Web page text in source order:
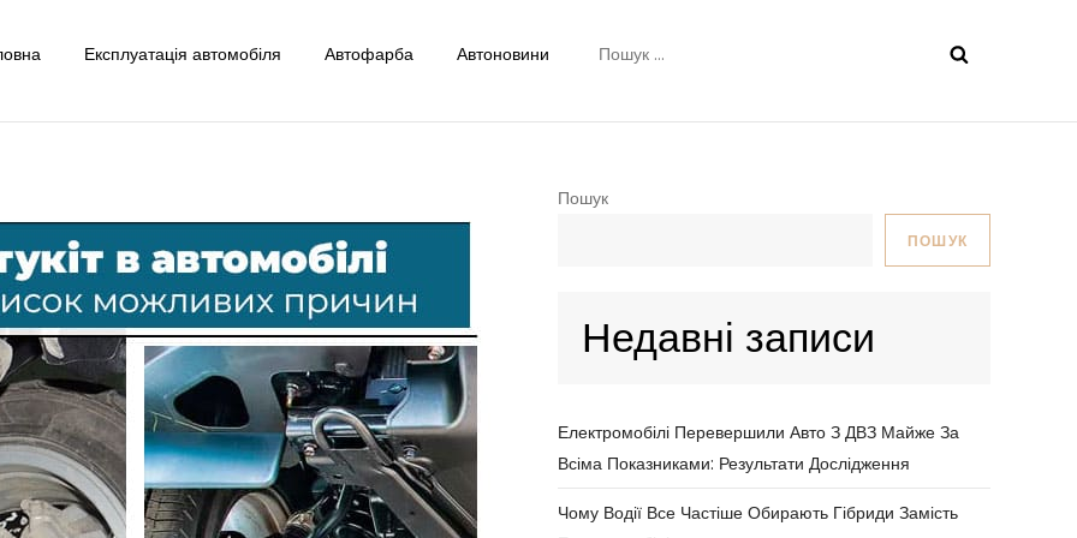
Експлуатація автомобіля Автофарба Автоновини
Пошук
ПОШУК
Недавні записи
Електромобілі Перевершили Авто З ДВЗ Майже За
Всіма Показниками: Результати Дослідження
Чому Водії Все Частіше Обирають Гібриди Замість